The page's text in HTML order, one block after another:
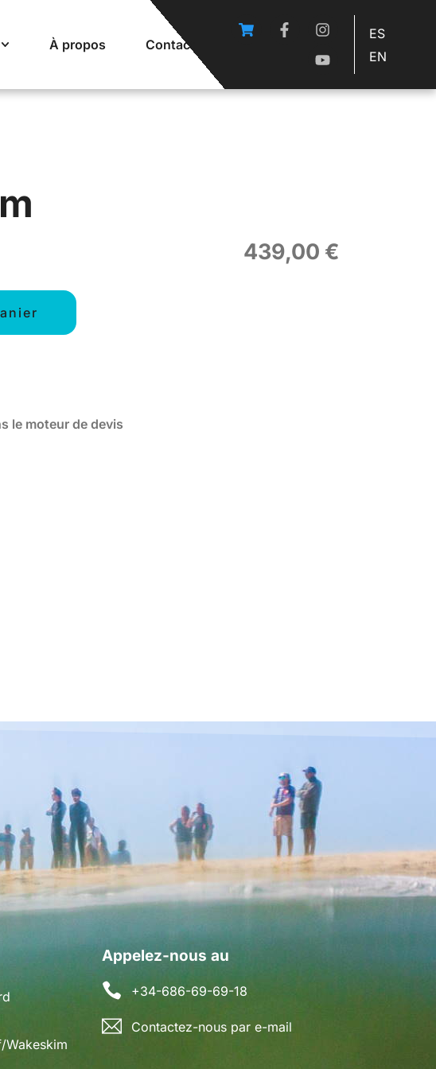
À propos Contact
ES
EN
439,00 €
le moteur de devis
Wakeskim
Appelez-nous au
+34-686-69-69-18
Contactez-nous par e-mail